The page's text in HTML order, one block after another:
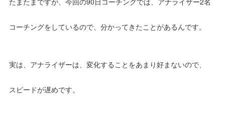
コーチングをしているので、分かってきたことがあるんです。
実は、アナライザーは、変化することをあまり好まないので、
スピードが遅めです。